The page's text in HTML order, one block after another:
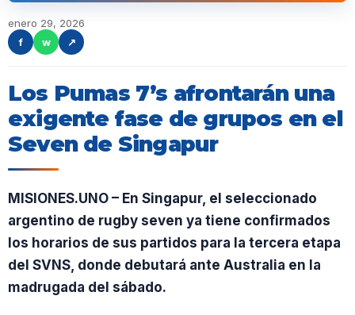
enero 29, 2026
f
w ↗
Los Pumas 7’s afrontarán una
exigente fase de grupos en el
Seven de Singapur
MISIONES.UNO – En Singapur, el seleccionado
argentino de rugby seven ya tiene confirmados
los horarios de sus partidos para la tercera etapa
del SVNS, donde debutará ante Australia en la
madrugada del sábado.